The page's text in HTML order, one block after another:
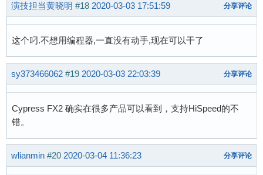
演技担当黄晓明 #18 2020-03-03 17:51:59 分享评论
这个叼.不想用编程器,一直没有动手,现在可以干了
sy373466062 #19 2020-03-03 22:03:39 分享评论
Cypress FX2 确实在很多产品可以看到，支持HiSpeed的不
错。
wlianmin #20 2020-03-04 11:36:23 分享评论